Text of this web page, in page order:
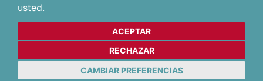
usted.
ACEPTAR
RECHAZAR
CAMBIAR PREFERENCIAS